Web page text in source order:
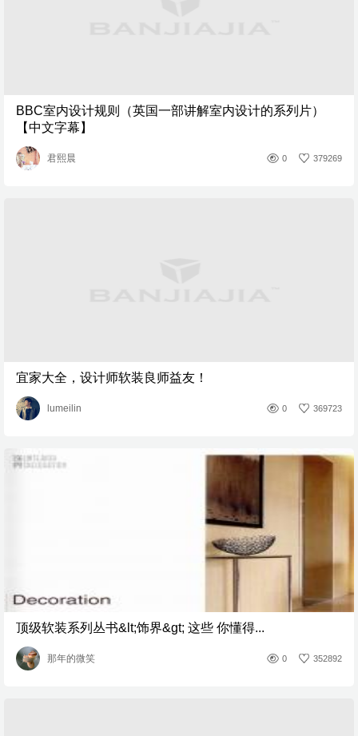
BBC室内设计规则（英国一部讲解室内设计的系列片）
【中文字幕】
君熙晨 0 379269
宜家大全，设计师软装良师益友！
lumeilin 0 369723
顶级软装系列丛书&lt;饰界&gt; 这些 你懂得...
那年的微笑 0 352892